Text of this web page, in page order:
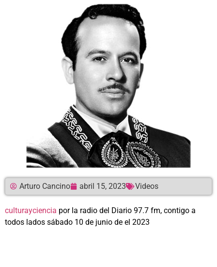
Arturo Cancino abril 15, 2023 Videos
culturayciencia por la radio del Diario 97.7 fm, contigo a
todos lados sábado 10 de junio de el 2023